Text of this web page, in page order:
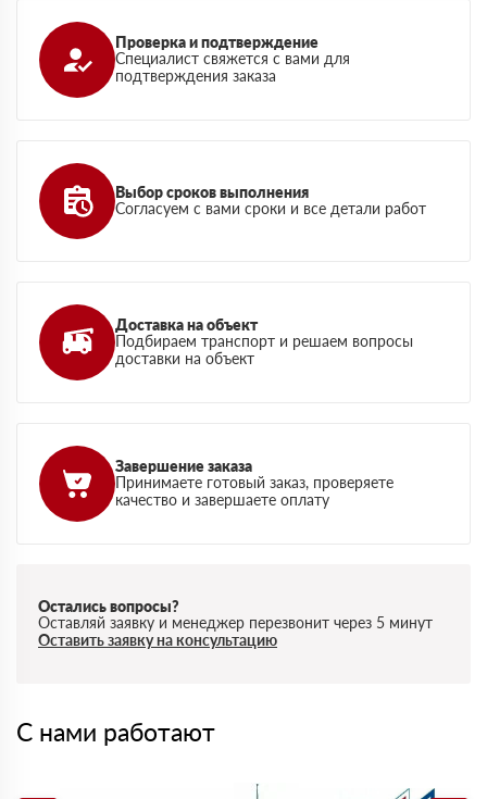
Проверка и подтверждение
Специалист свяжется с вами для
подтверждения заказа
Выбор сроков выполнения
Согласуем с вами сроки и все детали работ
Доставка на объект
Подбираем транспорт и решаем вопросы
доставки на объект
Завершение заказа
Принимаете готовый заказ, проверяете
качество и завершаете оплату
Остались вопросы?
Оставляй заявку и менеджер перезвонит через 5 минут
Оставить заявку на консультацию
С нами работают